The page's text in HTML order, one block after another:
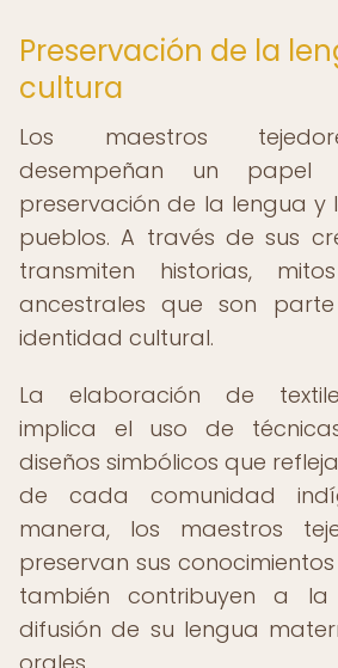
Preservación de la
cultura
Los maestros
desempeñan un
preservación de la lengua y
pueblos. A través de sus
transmiten historias,
ancestrales que son
identidad cultural.
La elaboración de
implica el uso de
diseños simbólicos que
de cada comunidad
manera, los maestros
preservan sus
también contribuyen a la
difusión de su lengua